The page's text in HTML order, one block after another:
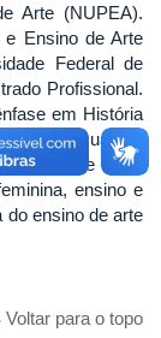
Arte (NUPEA).
Ensino de Arte
Federal de
Profissional.
em História
Visuais e
nos
ensino e
do ensino de arte
Voltar para o topo